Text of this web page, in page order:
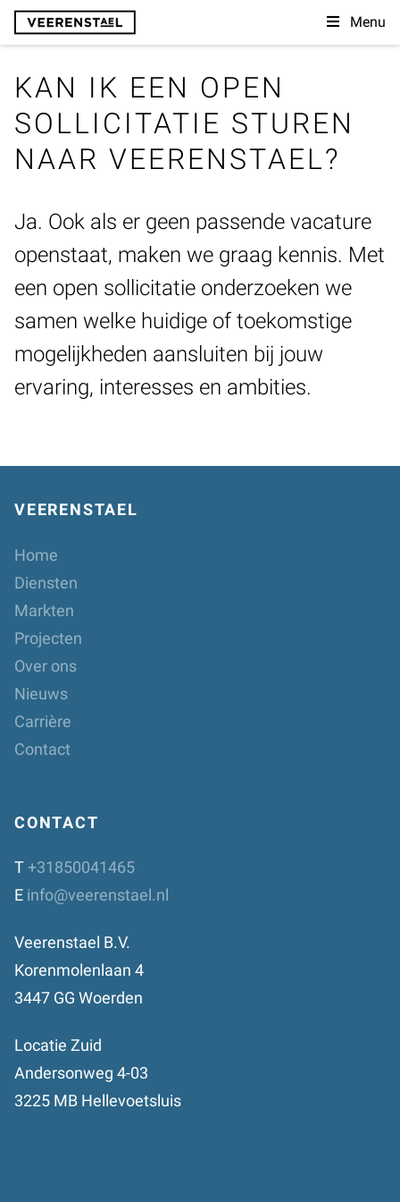
Menu
KAN IK EEN OPEN
SOLLICITATIE STUREN
NAAR VEERENSTAEL?
Ja. Ook als er geen passende vacature
openstaat, maken we graag kennis. Met
een open sollicitatie onderzoeken we
samen welke huidige of toekomstige
mogelijkheden aansluiten bij jouw
ervaring, interesses en ambities.
VEERENSTAEL
Home
Diensten
Markten
Projecten
Over ons
Nieuws
Carrière
Contact
CONTACT
T+31850041465
E info@veerenstael.nl
Veerenstael B.V.
Korenmolenlaan 4
3447 GG Woerden
Locatie Zuid
Andersonweg 4-03
3225 MB Hellevoetsluis